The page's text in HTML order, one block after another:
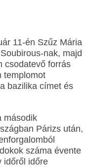
11-én Szűz Mária
nak, majd
csodatevő forrás
templomot
bazilika címet és
második
Párizs után,
száma évente
időről időre